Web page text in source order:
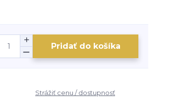
Pridať do košíka
Strážiť cenu / dostupnosť